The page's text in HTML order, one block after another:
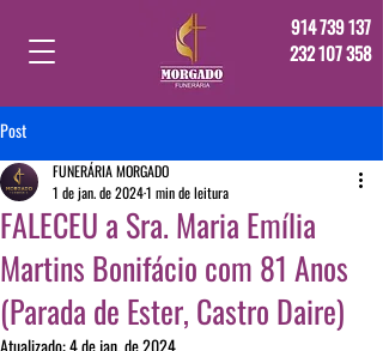
914 739 137
232 107 358
Post
FALECEU a Sra. Maria Emília
Martins Bonifácio com 81 Anos
(Parada de Ester, Castro Daire)
FUNERÁRIA MORGADO
1 de jan. de 20241 min de leitura
Atualizado:4 de jan. de 2024